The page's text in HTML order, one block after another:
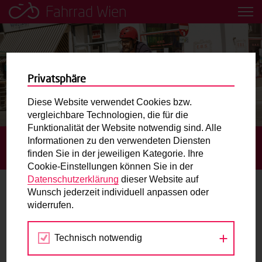
Fahrrad Wien
Leih dir einfach ein Transportfahrrad in deiner Nähe aus!
Mobilitätsbildung für Kinder und
Jugendliche
Radweg-Projektkarte
Routenplaner
Mit dem Fahrrad in Wien unterwegs? Hier finden Sie die
beste Route.
Wunschbox
Sie haben ein Anliegen zum Radverkehr? Schreiben Sie
STARTSEITE BLOG
NEUE
TRANSPORTFAHRRADFÖRDERUNG DER STADT GEPLANT
Neue Transportfahrradförderung der
Stadt geplant
Privatsphäre
Diese Website verwendet Cookies bzw.
vergleichbare Technologien, die für die
Funktionalität der Website notwendig sind. Alle
Informationen zu den verwendeten Diensten
finden Sie in der jeweiligen Kategorie. Ihre
Cookie-Einstellungen können Sie in der
Datenschutzerklärung dieser Website auf
Wunsch jederzeit individuell anpassen oder
widerrufen.
Technisch notwendig